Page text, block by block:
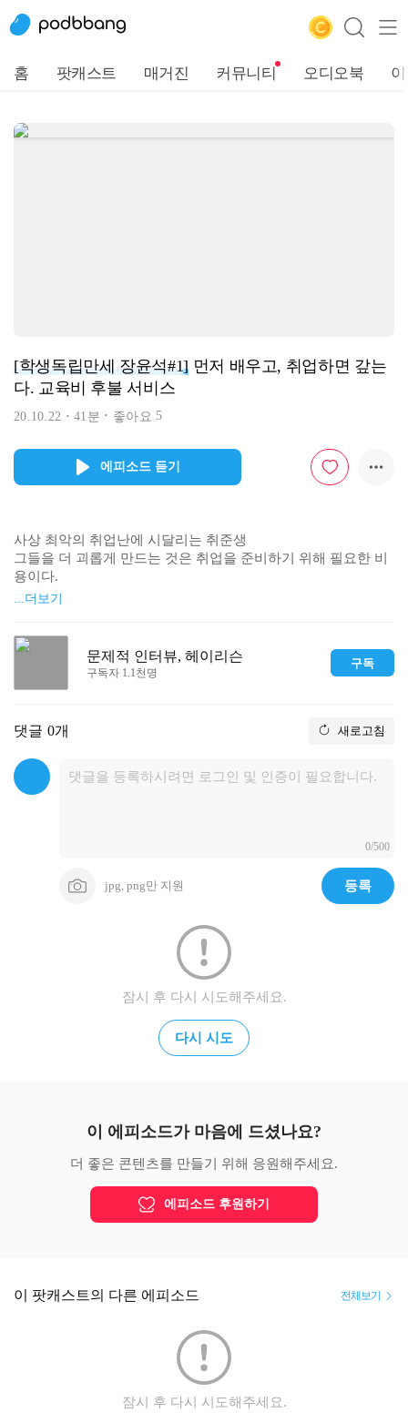
홈 팟캐스트 매거진 커뮤니티 오디오북
[학생독립만세 장윤석#1]먼저 배우고, 취업하면 갚는
다. 교육비 후불 서비스
20.10.22 41분 좋아요 5
에피소드 듣기
사상 최악의 취업난에 시달리는 취준생
그들을 더 괴롭게 만드는 것은 취업을 준비하기 위해 필요한 비
용이다.
취업준비를 위한 교육비, 생활비 등을 마련하느라 취업은 점점
학생의 진정한 독립을 꿈꾸며
원하는 교육과정을 먼저 배우고, 취업해서 돈을 벌면 갚을 수 있
게 돕는
터뷰
...더보기
문제적 인터뷰, 헤이리슨
구독자 1.1천명
구독
댓글 0개 새로고침
0/500
jpg, png만 지원 등록
잠시 후 다시 시도해주세요.
다시 시도
이 에피소드가 마음에 드셨나요?
더 좋은 콘텐츠를 만들기 위해 응원해주세요.
에피소드 후원하기
이 팟캐스트의 다른 에피소드 전체보기
잠시 후 다시 시도해주세요.